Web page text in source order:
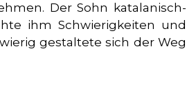
Der Sohn katalanisch-
ihm Schwierigkeiten und
gestaltete sich der Weg